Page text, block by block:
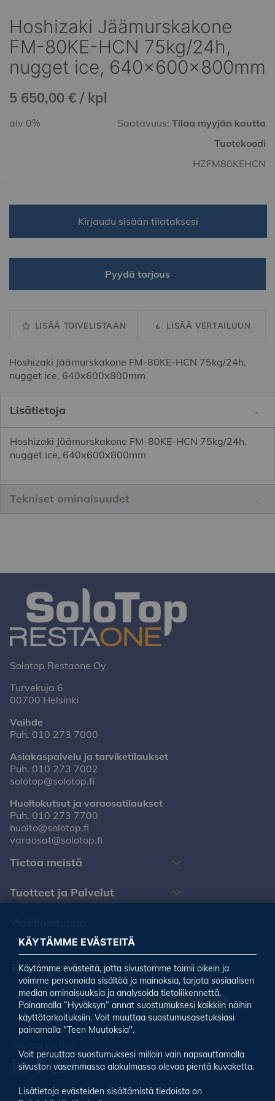
Hoshizaki Jäämurskakone
FM-80KE-HCN 75kg/24h,
nugget ice, 640x600x800mm
5 650,00 € / kpl
Saatavuus: Tilaa myyjän kautta
Tuotekoodi
HZFM80KEHCN
alv 0%
Kirjaudu sisään tilataksesi
Pyydä tarjous
LISÄÄ TOIVELISTAAN LISÄÄ VERTAILUUN
Hoshizaki Jäämurskakone FM-80KE-HCN 75kg/24h,
nugget ice, 640x600x800mm
Skip
to
the
beginning
of
the
images
gallery
Lisätietoja
Hoshizaki Jäämurskakone FM-80KE-HCN 75kg/24h,
nugget ice, 640x600x800mm
Tekniset ominaisuudet
Solotop Restaone Oy
Turvekuja 6
00700 Helsinki
Vaihde
Puh. 010 273 7000
Asiakaspalvelu ja tarviketilaukset
Puh. 010 273 7002
solotop@solotop.fi
Huoltokutsut ja varaosatilaukset
Puh. 010 273 7700
huolto@solotop.fi
varaosat@solotop.fi
Tietoa meistä
Tuotteet ja Palvelut
Tilaa uutiskirjeemme
Tilaa uutiskirje
KÄYTÄMME EVÄSTEITÄ
Käytämme evästeitä, jotta sivustomme toimii oikein ja
voimme personoida sisältöä ja mainoksia, tarjota sosiaalisen
median ominaisuuksia ja analysoida tietoliikennettä.
Painamalla ”Hyväksyn” annat suostumuksesi kaikkiin näihin
käyttötarkoituksiin. Voit muuttaa suostumusasetuksiasi
painamalla "Teen Muutoksia".
Voit peruuttaa suostumuksesi milloin vain napsauttamalla
sivuston vasemmassa alakulmassa olevaa pientä kuvaketta.
Lisätietoja evästeiden sisältämistä tiedoista on